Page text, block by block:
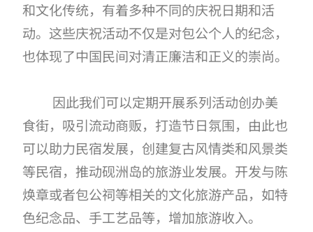
和文化传统，有着多种不同的庆祝日期和活
动。这些庆祝活动不仅是对包公个人的纪念，
也体现了中国民间对清正廉洁和正义的崇尚。
因此我们可以定期开展系列活动创办美
食街，吸引流动商贩，打造节日氛围，由此也
可以助力民宿发展，创建复古风情类和风景类
等民宿，推动砚洲岛的旅游业发展。开发与陈
焕章或者包公祠等相关的文化旅游产品，如特
色纪念品、手工艺品等，增加旅游收入。